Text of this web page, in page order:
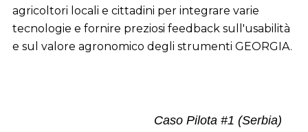
agricoltori locali e cittadini per integrare varie
tecnologie e fornire preziosi feedback sull'usabilità
e sul valore agronomico degli strumenti GEORGIA.
Caso Pilota #1 (Serbia)